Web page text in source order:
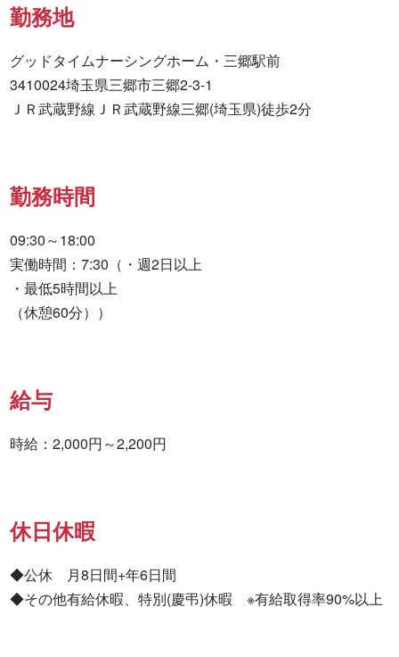
勤務地
グッドタイムナーシングホーム・三郷駅前
3410024埼玉県三郷市三郷2-3-1
ＪＲ武蔵野線ＪＲ武蔵野線三郷(埼玉県)徒歩2分
勤務時間
09:30～18:00
実働時間：7:30（・週2日以上
・最低5時間以上
（休憩60分））
給与
時給：2,000円～2,200円
休日休暇
◆公休　月8日間+年6日間
◆その他有給休暇、特別(慶弔)休暇　※有給取得率90%以上